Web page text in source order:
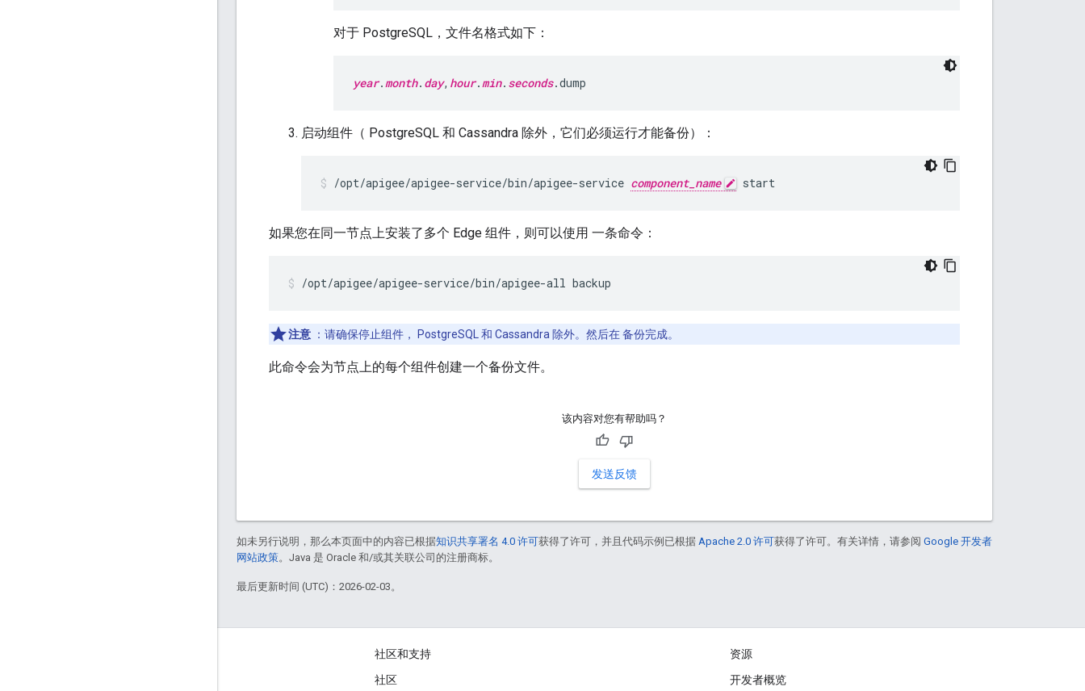
对于 PostgreSQL，文件名格式如下：
year.month. day, hour.min. seconds.dump
启动组件（ PostgreSQL 和 Cassandra 除外，它们必须运行才能备份）：
/opt/apigee/apigee-service/bin/apigee-service component_name start
如果您在同一节点上安装了多个 Edge 组件，则可以使用 一条命令：
/opt/apigee/apigee-service/bin/apigee-all backup
注意 ：请确保停止组件， PostgreSQL 和 Cassandra 除外。然后在 备份完成。
此命令会为节点上的每个组件创建一个备份文件。
该内容对您有帮助吗？
发送反馈
如未另行说明，那么本页面中的内容已根据知识共享署名 4.0 许可获得了许可，并且代码示例已根据 Apache 2.0 许可获得了许可。有关详情，请参阅 Google 开发者
网站政策。Java 是 Oracle 和/或其关联公司的注册商标。
最后更新时间 (UTC)：2026-02-03。
社区和支持
社区
资源
开发者概览